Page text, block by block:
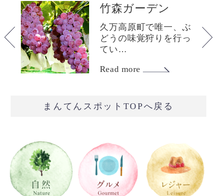
竹森ガーデン
久万高原町で唯一、ぶ
どうの味覚狩りを行っ
てい…
Read more
まんてんスポットTOPへ戻る